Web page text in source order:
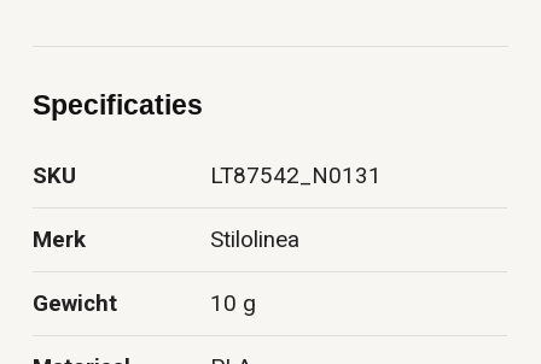
Specificaties
SKU LT87542_N0131
Merk Stilolinea
Gewicht 10 g